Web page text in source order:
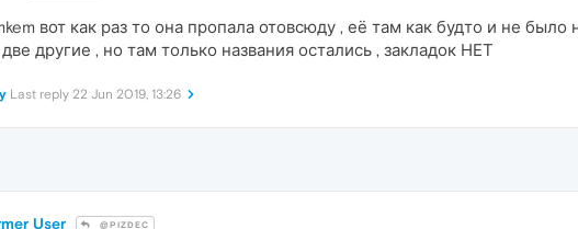
вот как раз то она пропала отовсюду , её там как будто и не было
другие , но там только названия остались , закладок НЕТ
Last reply 22 Jun 2019, 13:26
User @PIZDEC